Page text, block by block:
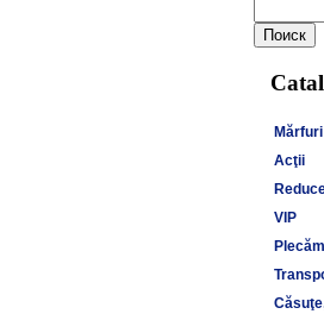
Acţii
VIP